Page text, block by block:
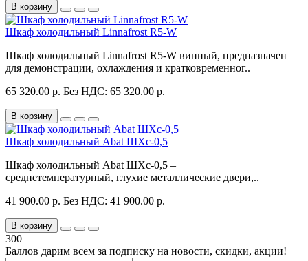
В корзину
Шкаф холодильный Linnafrost R5-W
Шкаф холодильный Linnafrost R5-W винный, предназначен
для демонстрации, охлаждения и кратковременног..
65 320.00 р. Без НДС: 65 320.00 р.
В корзину
Шкаф холодильный Abat ШХс-0,5
Шкаф холодильный Abat ШХс-0,5 –
среднетемпературный, глухие металлические двери,..
41 900.00 р. Без НДС: 41 900.00 р.
В корзину
300
Баллов дарим всем за подписку на новости, скидки, акции!